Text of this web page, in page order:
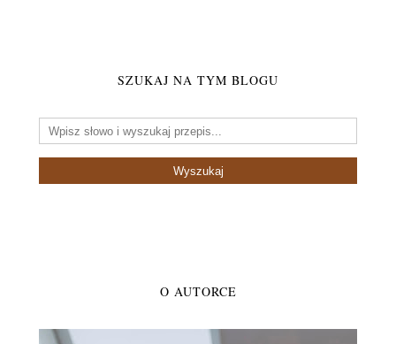
SZUKAJ NA TYM BLOGU
O AUTORCE